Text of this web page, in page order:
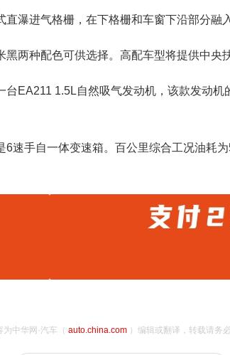
直瀑进气格栅，在下格栅和车窗下沿部分融
黑两种配色可供选择。高配车型将提供中央
台EA211 1.5L自然吸气发动机，该款发动
6速手自一体变速箱。百公里综合工况油耗
为中华网·汽车（ auto.china.com）编辑或翻译，转载请务必